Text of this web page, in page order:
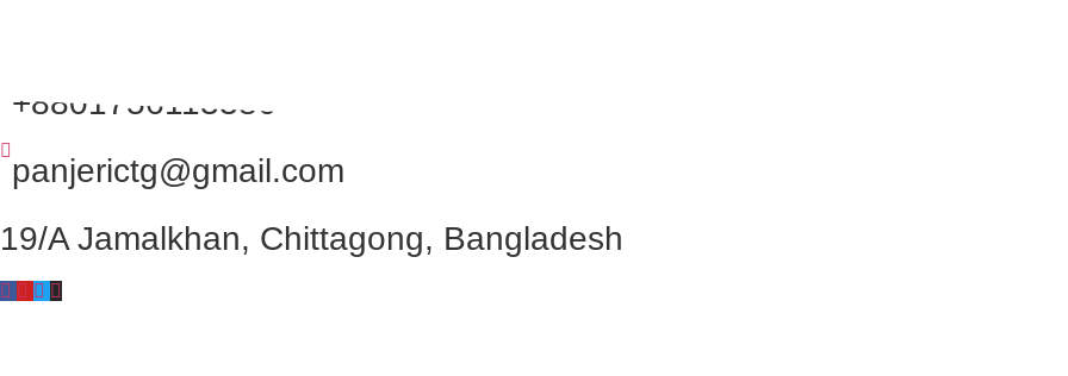
+8801756113386
panjerictg@gmail.com
19/A Jamalkhan, Chittagong, Bangladesh